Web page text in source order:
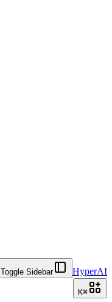
HyperAI
Toggle Sidebar
⌘
K